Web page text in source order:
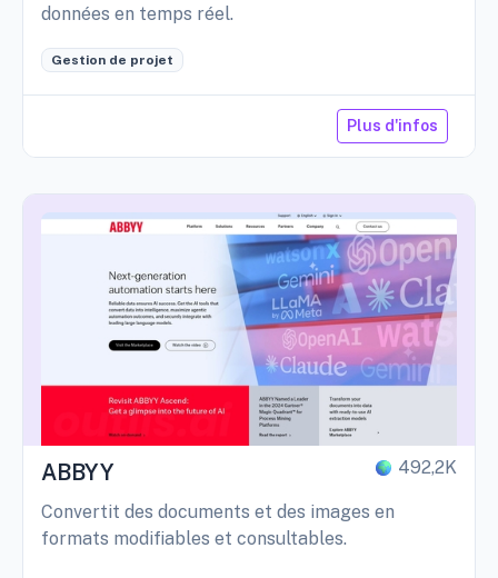
données en temps réel.
Gestion de projet
Plus d'infos
ABBYY 492,2K
Convertit des documents et des images en
formats modifiables et consultables.